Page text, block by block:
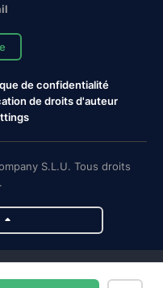
de confidentialité
de droits d'auteur
S.L.U. Tous droits